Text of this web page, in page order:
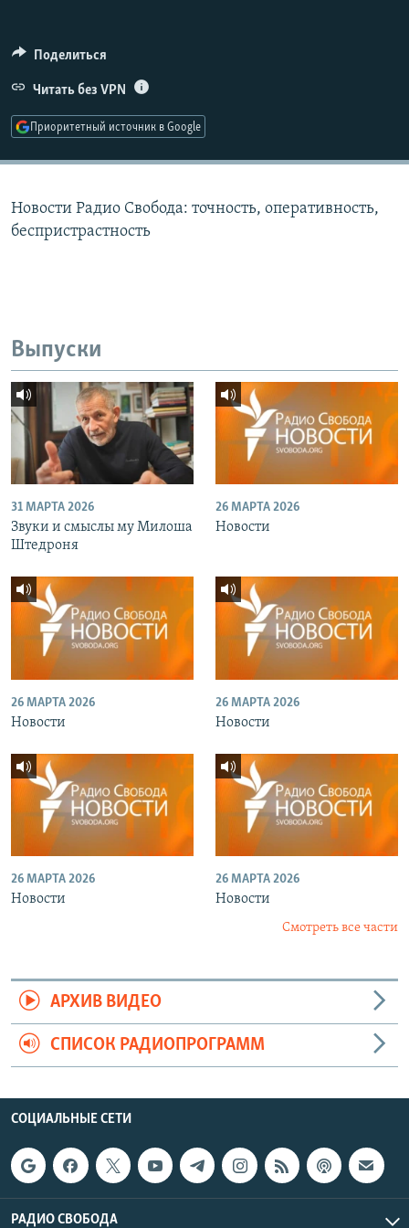
ПОДПИШИТЕСЬ НА РАССЫЛКУ
СОЦИАЛЬНЫЕ СЕТИ
Поделиться
Читать без VPN
Приоритетный источник в Google
Новости Радио Свобода: точность, оперативность,
беспристрастность
Выпуски
31 МАРТА 2026
Звуки и смыслы му Милоша
Штедроня
26 МАРТА 2026
Новости
26 МАРТА 2026
Новости
26 МАРТА 2026
Новости
26 МАРТА 2026
Новости
26 МАРТА 2026
Новости
Смотреть все части
АРХИВ ВИДЕО
СПИСОК РАДИОПРОГРАММ
СОЦИАЛЬНЫЕ СЕТИ
РАДИО СВОБОДА